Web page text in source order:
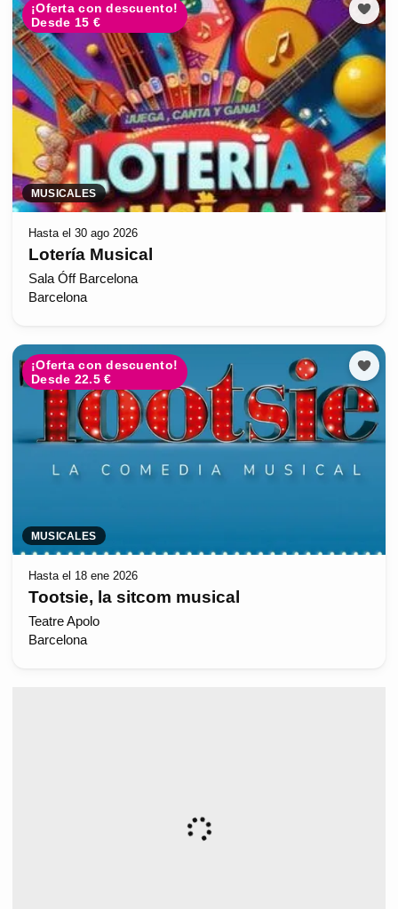
¡Oferta con descuento!
Desde 15 €
MUSICALES
Hasta el 30 ago 2026
Lotería Musical
Sala Óff Barcelona
Barcelona
¡Oferta con descuento!
Desde 22.5 €
MUSICALES
Hasta el 18 ene 2026
Tootsie, la sitcom musical
Teatre Apolo
Barcelona